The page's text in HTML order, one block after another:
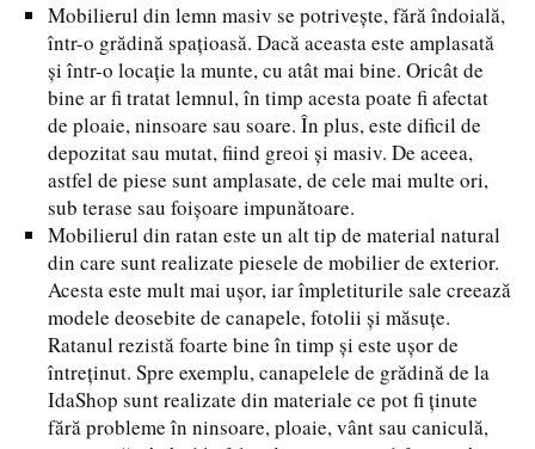
Mobilierul din lemn masiv se potrivește, fără îndoială,
într-o grădină spațioasă. Dacă aceasta este amplasată
și într-o locație la munte, cu atât mai bine. Oricât de
bine ar fi tratat lemnul, în timp acesta poate fi afectat
de ploaie, ninsoare sau soare. În plus, este dificil de
depozitat sau mutat, fiind greoi și masiv. De aceea,
astfel de piese sunt amplasate, de cele mai multe ori,
sub terase sau foișoare impunătoare.
Mobilierul din ratan este un alt tip de material natural
din care sunt realizate piesele de mobilier de exterior.
Acesta este mult mai ușor, iar împletiturile sale creează
modele deosebite de canapele, fotolii și măsuțe.
Ratanul rezistă foarte bine în timp și este ușor de
întreținut. Spre exemplu, canapelele de grădină de la
IdaShop sunt realizate din materiale ce pot fi ținute
fără probleme în ninsoare, ploaie, vânt sau caniculă,